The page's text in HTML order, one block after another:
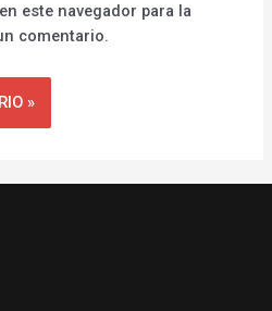
este navegador para la
comentario.